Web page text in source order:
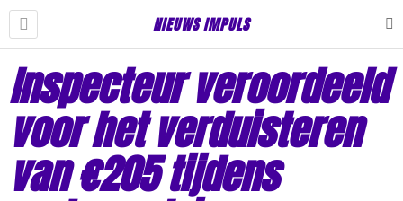
NIEUWS IMPULS
Inspecteur veroordeeld
voor het verduisteren
van €205 tijdens